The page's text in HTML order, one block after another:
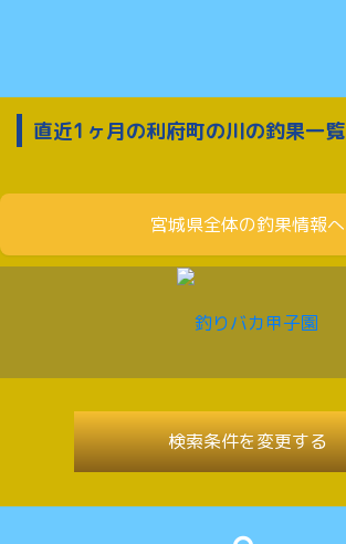
直近1ヶ月の利府町の川の釣果一覧
宮城県全体の釣果情報へ
検索条件を変更する